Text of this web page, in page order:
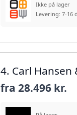
Ikke på lager
Levering: 7-16
4. Carl Hansen
fra28.496 kr.